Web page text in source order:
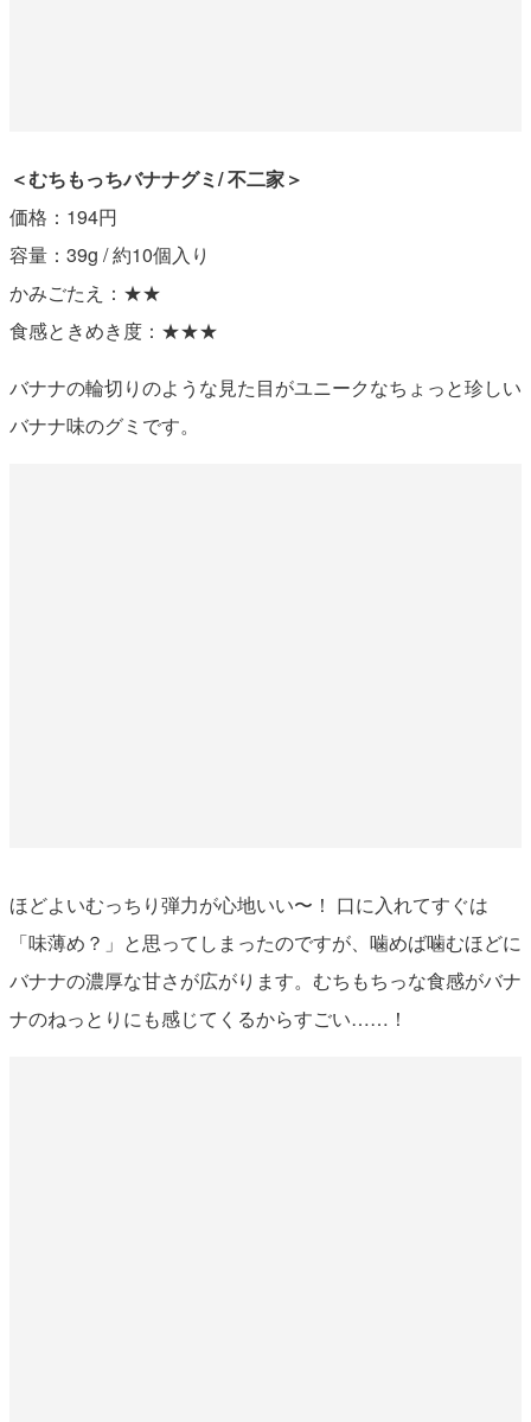
＜むちもっちバナナグミ/ 不二家＞
価格：194円
容量：39g / 約10個入り
かみごたえ：★★
食感ときめき度：★★★
バナナの輪切りのような見た目がユニークなちょっと珍しい
バナナ味のグミです。
ほどよいむっちり弾力が心地いい〜！ 口に入れてすぐは
「味薄め？」と思ってしまったのですが、噛めば噛むほどに
バナナの濃厚な甘さが広がります。むちもちっな食感がバナ
ナのねっとりにも感じてくるからすごい……！